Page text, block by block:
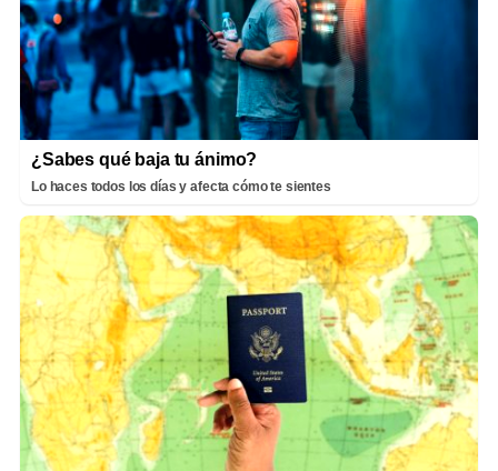
¿Sabes qué baja tu ánimo?
Lo haces todos los días y afecta cómo te sientes